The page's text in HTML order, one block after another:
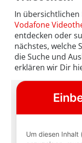
In
Vodafone
entdecken oder
nächstes, welche
die Suche und
erklären wir Dir